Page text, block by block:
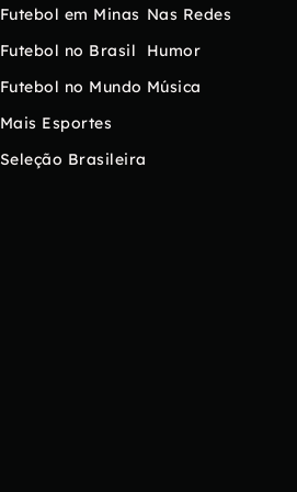
Futebol em Minas
Futebol no Brasil
Futebol no Mundo
Mais Esportes
Seleção Brasileira
Nas Redes
Humor
Música